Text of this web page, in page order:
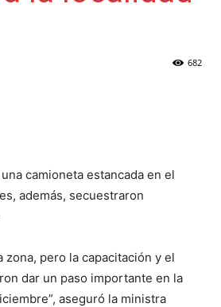
NAINECK
682
camioneta estancada en el
además, secuestraron
pero la capacitación y el
dar un paso importante en la
aseguró la ministra